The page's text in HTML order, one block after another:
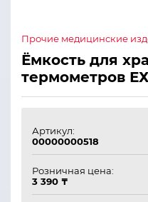
Прочие медицинские
Ёмкость для
термометров
Артикул:
00000000518
Розничная цена:
3 390 ₸